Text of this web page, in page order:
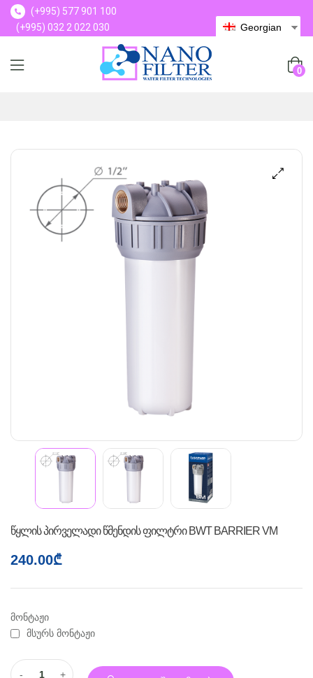
(+995) 577 901 100
(+995) 032 2 022 030
Georgian
0
წყლის პირველადი წმენდის ფილტრი BWT BARRIER VM
240.00₾
მონტაჟი
მსურს მონტაჟი
- +